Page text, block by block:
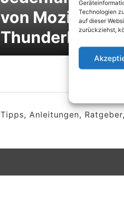
von Mozilla
Thunderbird.
Tipps, Anleitungen,
Technologien
auf dieser
zurückziehst,